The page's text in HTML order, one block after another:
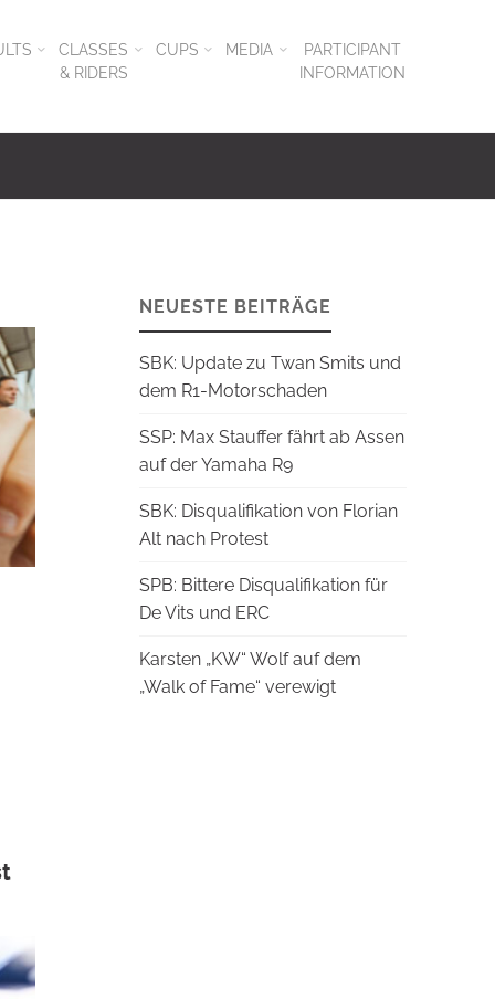
CLASSES
& RIDERS
CUPS MEDIA
PARTICIPANT
INFORMATION
NEUESTE BEITRÄGE
SBK: Update zu Twan Smits und
dem R1-Motorschaden
SSP: Max Stauffer fährt ab Assen
auf der Yamaha R9
SBK: Disqualifikation von Florian
Alt nach Protest
SPB: Bittere Disqualifikation für
De Vits und ERC
Karsten „KW“ Wolf auf dem
„Walk of Fame“ verewigt